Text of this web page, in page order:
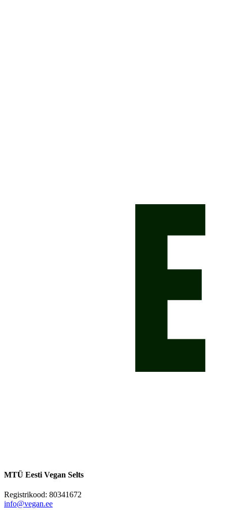
MTÜ Eesti Vegan Selts
Registrikood: 80341672
info@vegan.ee